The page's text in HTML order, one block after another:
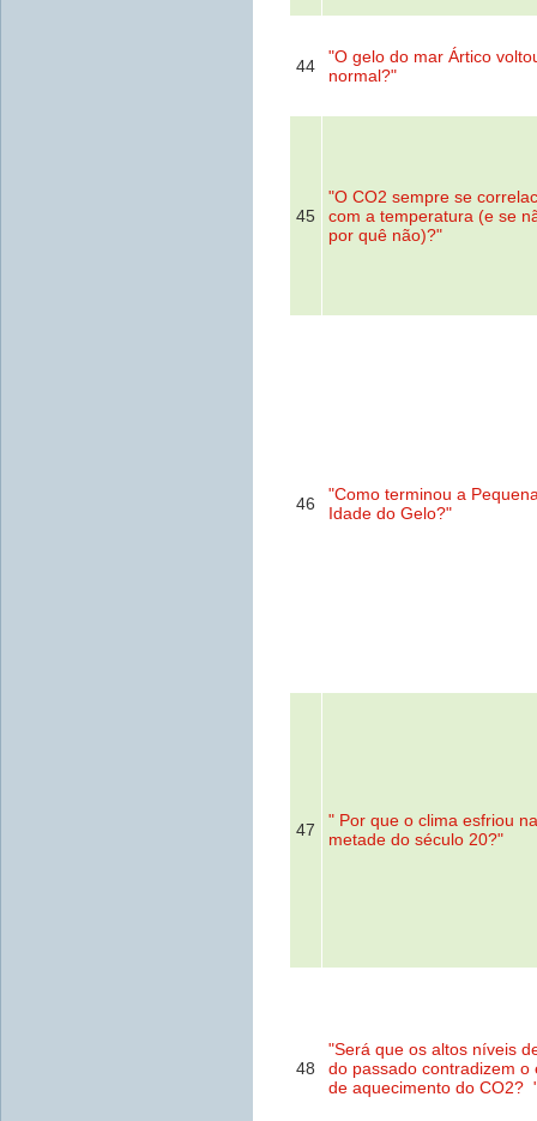
44
"O gelo do mar Ártico
normal?"
45
"O CO2 sempre se
com a temperatura (e se
por quê não)?"
46
"Como terminou a
Idade do Gelo?"
47
" Por que o clima esfriou na
metade do século 20?"
48
"Será que os altos níveis
do passado contradizem o
de aquecimento do CO2?